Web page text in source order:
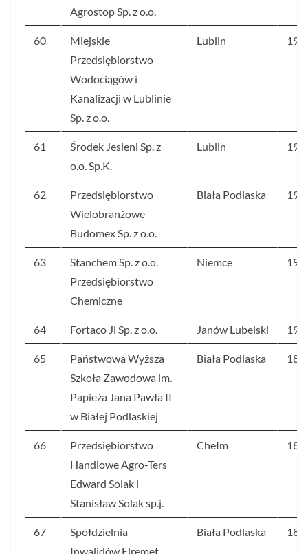
Agrostop Sp. z o.o.
60
Miejskie
Przedsiębiorstwo
Wodociągów i
Kanalizacji w Lublinie
Sp. z o.o.
Lublin
61
Środek Jesieni Sp. z
o.o. Sp.K.
Lublin
62
Przedsiębiorstwo
Wielobranżowe
Budomex Sp. z o.o.
Biała Podlaska
63
Stanchem Sp. z o.o.
Przedsiębiorstwo
Chemiczne
Niemce
64 Fortaco Jl Sp. z o.o. Janów Lubelski
65
Państwowa Wyższa
Szkoła Zawodowa im.
Papieża Jana Pawła II
w Białej Podlaskiej
Biała Podlaska
66
Przedsiębiorstwo
Handlowe Agro-Ters
Edward Solak i
Stanisław Solak sp.j.
Chełm
67
Spółdzielnia
Inwalidów Elremet
Biała Podlaska 185